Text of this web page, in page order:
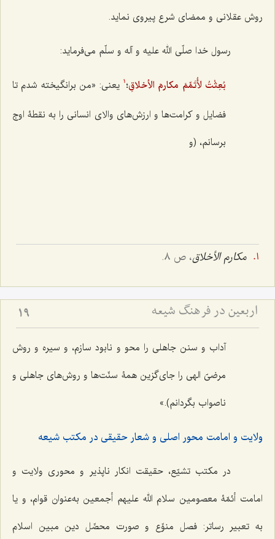
روش عقلانی و ممضای شرع پیروی نماید.
رسول خدا صلّی الله علیه و آله و سلّم می‌فرماید:
بُعِثْتُ لأُتَمِّمَ مکارمَ الأخلاقِ؛ 1 یعنی: «من برانگیخته شدم تا
فضایل و کرامت‌ها و ارزش‌های والای انسانی را به نقطۀ اوج
برسانم، (و
مکارم الأخلاق، ص ٨.
اربعین در فرهنگ شیعه 19
آداب و سنن جاهلی را محو و نابود سازم، و سیره و روش
مرضیّ الهی را جای‌گزین همۀ‌ سنّت‌ها و روش‌های جاهلی و
ناصواب بگردانم).»
ولایت و امامت محور اصلی و شعار حقیقی در مکتب شیعه
در مکتب تشیّع، حقیقت انکار ناپذیر و محوری ولایت و
امامت أئمّۀ معصومین سلام الله علیهم أجمعین به‌عنوان قوام، و یا
به تعبیر رساتر: فصل منوِّع و صورت محصِّل دین مبین اسلام